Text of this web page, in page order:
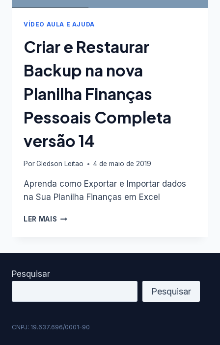
VÍDEO AULA E AJUDA
Criar e Restaurar
Backup na nova
Planilha Finanças
Pessoais Completa
versão 14
PorGledson Leitao 4 de maio de 2019
Aprenda como Exportar e Importar dados
na Sua Planilha Finanças em Excel
LER MAIS CRIAR
14
Pesquisar
Pesquisar
CNPJ: 19.637.696/0001-90